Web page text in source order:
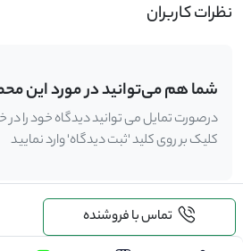
تماس با فروشنده
نظرات کاربران
شما هم می‌توانید در مورد این
درصورت تمایل می توانید دیدگاه خود را
کلیک بر روی کلید 'ثبت دیدگاه' وارد نمایید